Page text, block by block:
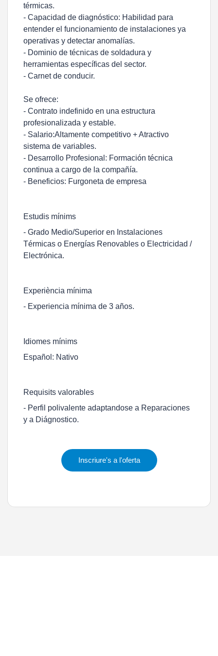
térmicas.
- Capacidad de diagnóstico: Habilidad para
entender el funcionamiento de instalaciones ya
operativas y detectar anomalías.
- Dominio de técnicas de soldadura y
herramientas específicas del sector.
- Carnet de conducir.
Se ofrece:
- Contrato indefinido en una estructura
profesionalizada y estable.
- Salario:Altamente competitivo + Atractivo
sistema de variables.
- Desarrollo Profesional: Formación técnica
continua a cargo de la compañía.
- Beneficios: Furgoneta de empresa
Estudis mínims
- Grado Medio/Superior en Instalaciones
Térmicas o Energías Renovables o Electricidad /
Electrónica.
Experiència mínima
- Experiencia mínima de 3 años.
Idiomes mínims
Español: Nativo
Requisits valorables
- Perfil polivalente adaptandose a Reparaciones
y a Diágnostico.
Inscriure's a l'oferta